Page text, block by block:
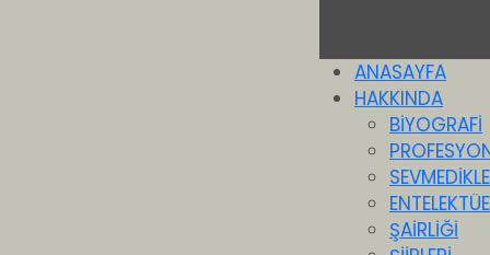
ANASAYFA
HAKKINDA
BİYOGRAFİ
ŞAİRLİĞİ